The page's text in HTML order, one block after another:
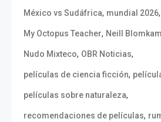
México vs Sudáfrica, mundial 2026,
My Octopus Teacher, Neill
Nudo Mixteco, OBR Noticias,
películas de ciencia ficción,
películas sobre naturaleza,
recomendaciones de películas,